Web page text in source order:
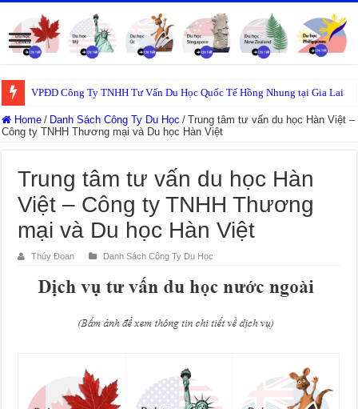
VPĐD Công Ty TNHH Tư Vấn Du Học Quốc Tế Hồng Nhung tại Gia Lai
Home / Danh Sách Công Ty Du Học / Trung tâm tư vấn du học Hàn Việt –
Công ty TNHH Thương mại và Du học Hàn Việt
Trung tâm tư vấn du học Hàn
Việt – Công ty TNHH Thương
mại và Du học Hàn Việt
Thúy Đoan Danh Sách Công Ty Du Học